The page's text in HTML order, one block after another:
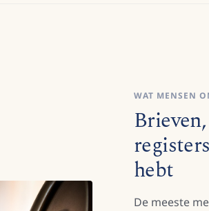
WAT MENSEN
hebt
De meeste